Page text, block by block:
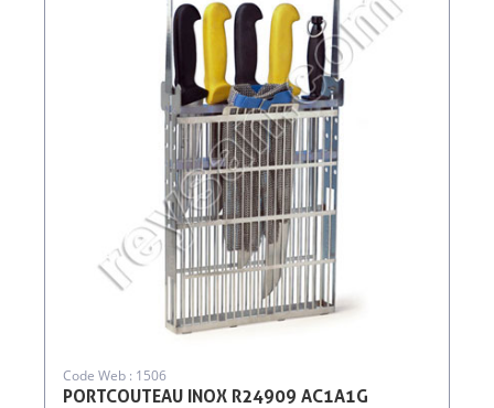
PORTCOUTEAU INOX R24909 AC1A1G
Code Web : 1506